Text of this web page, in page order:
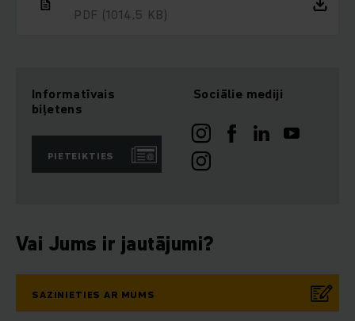
PDF (1014,5 KB)
Informatīvais
biļetens
PIETEIKTIES
Sociālie mediji
Vai Jums ir jautājumi?
SAZINIETIES AR MUMS